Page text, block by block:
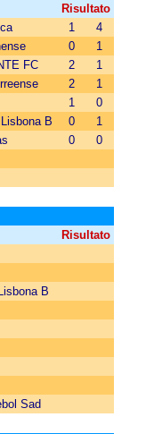
Risultato
1
4
0
1
FC 2
1
2
1
1
0
B 0
1
0
0
Risultato
B
Sad